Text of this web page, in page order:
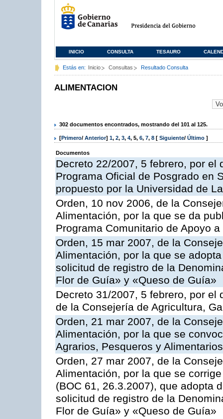
INICIO CONSULTA TESAURO
Estás en: Inicio Consultas Resultado Consulta
ALIMENTACION
302 documentos encontrados, mostrando del 101 al 125.
[Primero/ Anterior] 1, 2, 3, 4, 5, 6, 7, 8 [ Siguiente/ Último ]
Documentos
Decreto 22/2007, 5 febrero, por
Programa Oficial de Posgrado en
propuesto por la Universidad de
Orden, 10 nov 2006, de la
Alimentación, por la que se da
Programa Comunitario de Apoyo
Orden, 15 mar 2007, de la
Alimentación, por la que se
solicitud de registro de la
Flor de Guía» y «Queso de Guía»
Decreto 31/2007, 5 febrero, por el
de la Consejería de Agricultura,
Orden, 21 mar 2007, de la
Alimentación, por la que se
Agrarios, Pesqueros y
Orden, 27 mar 2007, de la
Alimentación, por la que se
(BOC 61, 26.3.2007), que adopta
solicitud de registro de la
Flor de Guía» y «Queso de Guía»